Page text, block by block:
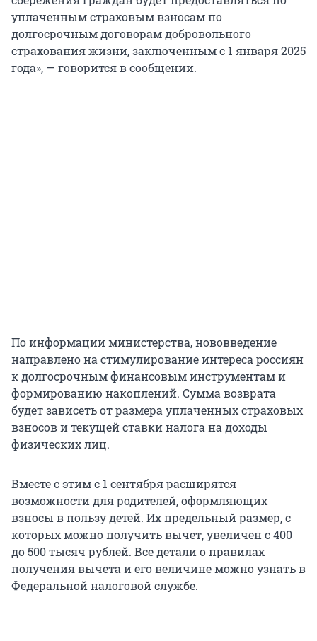
уплаченным страховым взносам по
долгосрочным договорам добровольного
страхования жизни, заключенным с 1 января 2025
года», — говорится в сообщении.
По информации министерства, нововведение
направлено на стимулирование интереса россиян
к долгосрочным финансовым инструментам и
формированию накоплений. Сумма возврата
будет зависеть от размера уплаченных страховых
взносов и текущей ставки налога на доходы
физических лиц.
Вместе с этим с 1 сентября расширятся
возможности для родителей, оформляющих
взносы в пользу детей. Их предельный размер, с
которых можно получить вычет, увеличен с 400
до500 тысяч рублей. Все детали о правилах
получения вычета и его величине можно узнать в
Федеральной налоговой службе.